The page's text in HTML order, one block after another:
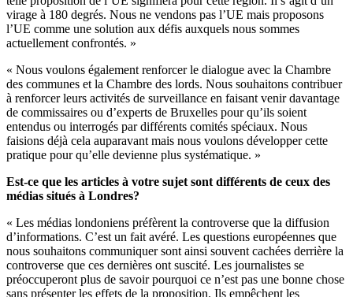
virage à 180 degrés. Nous ne vendons pas l’UE mais proposons
l’UE comme une solution aux défis auxquels nous sommes
actuellement confrontés. »
« Nous voulons également renforcer le dialogue avec la Chambre
des communes et la Chambre des lords. Nous souhaitons contribuer
à renforcer leurs activités de surveillance en faisant venir davantage
de commissaires ou d’experts de Bruxelles pour qu’ils soient
entendus ou interrogés par différents comités spéciaux. Nous
faisions déjà cela auparavant mais nous voulons développer cette
pratique pour qu’elle devienne plus systématique. »
Est-ce que les articles à votre sujet sont différents de ceux des
médias situés à Londres?
« Les médias londoniens préfèrent la controverse que la diffusion
d’informations. C’est un fait avéré. Les questions européennes que
nous souhaitons communiquer sont ainsi souvent cachées derrière la
controverse que ces dernières ont suscité. Les journalistes se
préoccuperont plus de savoir pourquoi ce n’est pas une bonne chose
sans présenter les effets de la proposition. Ils empêchent les